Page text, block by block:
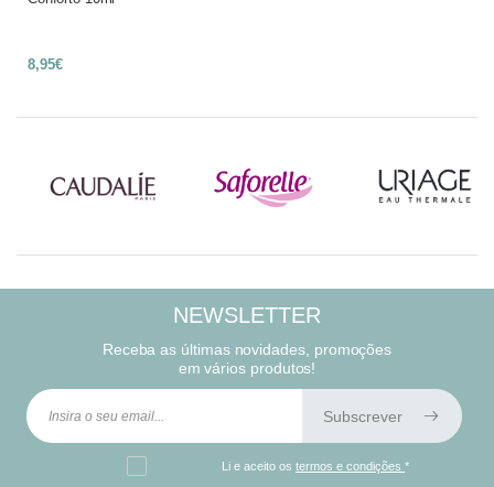
8,95€
NEWSLETTER
Receba as últimas novidades, promoções
em vários produtos!
Subscrever
Li e aceito ostermos e condições*